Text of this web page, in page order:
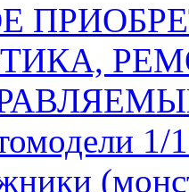
1/